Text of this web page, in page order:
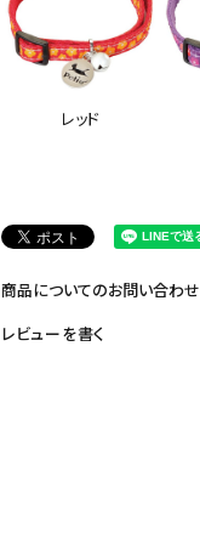
レッド
商品についてのお問い合わせ
レビューを書く